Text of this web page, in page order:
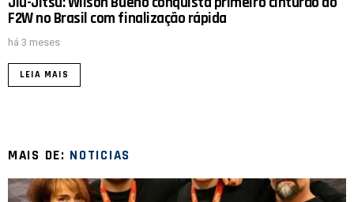
F2W no Brasil com finalização rápida
há 3 meses
LEIA MAIS
MAIS DE: NOTICIAS